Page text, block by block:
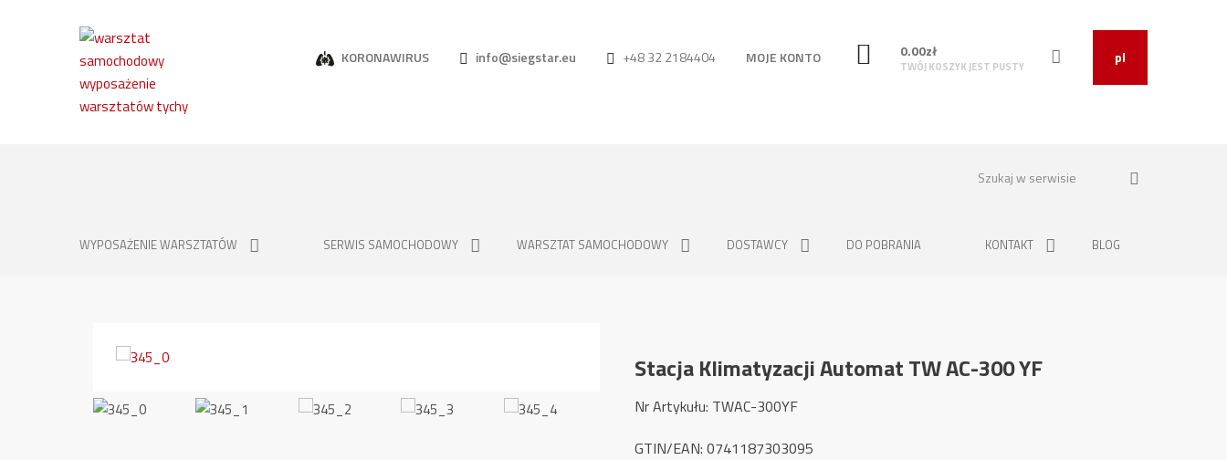
KORONAWIRUS info@siegstar.eu +48 32 2184404 MOJE KONTO pl
0.00zł
TWÓJ KOSZYK JEST PUSTY
WYPOSAŻENIE WARSZTATÓW SERWIS SAMOCHODOWY WARSZTAT SAMOCHODOWY DOSTAWCY DO POBRANIA KONTAKT BLOG
Stacja Klimatyzacji Automat TW AC-300 YF
Nr Artykułu: TWAC-300YF
GTIN/EAN: 0741187303095